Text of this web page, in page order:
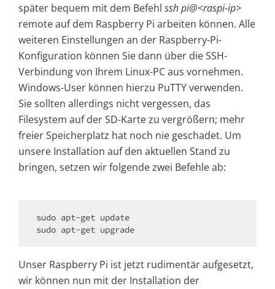
später bequem mit dem Befehl ssh pi@<raspi-ip>
remote auf dem Raspberry Pi arbeiten können. Alle
weiteren Einstellungen an der Raspberry-Pi-
Konfiguration können Sie dann über die SSH-
Verbindung von Ihrem Linux-PC aus vornehmen.
Windows-User können hierzu PuTTY verwenden.
Sie sollten allerdings nicht vergessen, das
Filesystem auf der SD-Karte zu vergrößern; mehr
freier Speicherplatz hat noch nie geschadet. Um
unsere Installation auf den aktuellen Stand zu
bringen, setzen wir folgende zwei Befehle ab:
sudo apt-get update
sudo apt-get upgrade
Unser Raspberry Pi ist jetzt rudimentär aufgesetzt,
wir können nun mit der Installation der